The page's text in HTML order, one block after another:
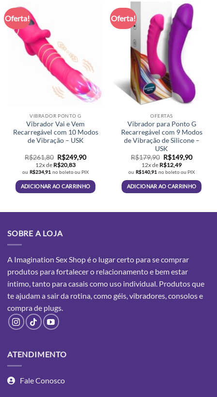
Oferta!
VIBRADOR PONTO G
Vibrador Vai e Vem
Recarregável com 10 Modos
de Vibração – USK
R$261,80 O
preço
original
era:
R$261,80.
R$249,90O
atual
é:
R$249,90.
12x de R$20,83
ou R$234,91 no boleto ou PIX
ADICIONAR AO CARRINHO
Oferta!
OFERTAS
Vibrador para Ponto G
Recarregável com 9 Modos
de Vibração de Silicone –
USK
R$179,90 O
preço
original
era:
R$179,90.
R$149,90O
atual
é:
12x de R$12,49
ou R$140,91 no boleto ou PIX
ADICIONAR AO CARRINHO
SOBRE A LOJA
A Imagination Sex Shop é o lugar certo para se comprar
produtos para fortalecer o relacionamento e bem estar
íntimo, tanto para casais como uso individual. Produtos que
te ajudam a sair da rotina, como géis, vibradores, consolos e
comprade plugs.
ATENDIMENTO
Fale Conosco